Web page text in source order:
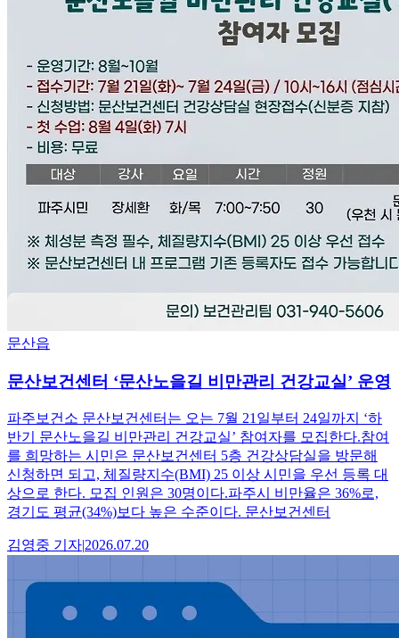
문산읍
문산보건센터 ‘문산노을길 비만관리 건강교실’ 운영
파주보건소 문산보건센터는 오는 7월 21일부터 24일까지 ‘하
반기 문산노을길 비만관리 건강교실’ 참여자를 모집한다.참여
를 희망하는 시민은 문산보건센터 5층 건강상담실을 방문해
신청하면 되고, 체질량지수(BMI) 25 이상 시민을 우선 등록 대
상으로 한다. 모집 인원은 30명이다.파주시 비만율은 36%로,
경기도 평균(34%)보다 높은 수준이다. 문산보건센터
김영중 기자|2026.07.20